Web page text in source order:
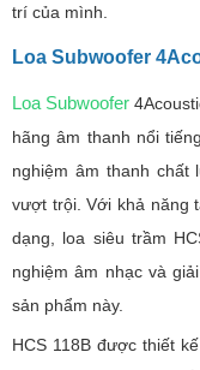
trí của mình.
Loa Subwoofer
Loa Subwoofer
hãng âm thanh nổi
nghiệm âm thanh chất
vượt trội. Với khả năng
dạng, loa siêu trầm
nghiệm âm nhạc và
sản phẩm này.
HCS 118B được thiết